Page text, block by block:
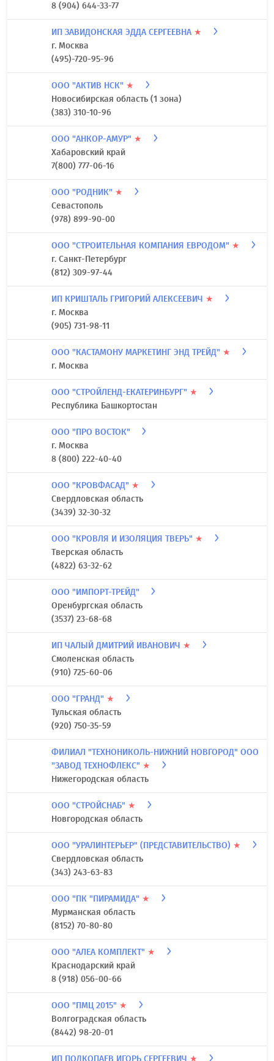
8 (904) 644-33-77
ИП ЗАВИДОНСКАЯ ЭДДА СЕРГЕЕВНА ★
г. Москва
(495)-720-95-96
ООО "АКТИВ НСК" ★
Новосибирская область (1 зона)
(383) 310-10-96
ООО "АНКОР-АМУР" ★
Хабаровский край
7(800) 777-06-16
ООО "РОДНИК" ★
Севастополь
(978) 899-90-00
ООО "СТРОИТЕЛЬНАЯ КОМПАНИЯ ЕВРОДОМ" ★
г. Санкт-Петербург
(812) 309-97-44
ИП КРИШТАЛЬ ГРИГОРИЙ АЛЕКСЕЕВИЧ ★
г. Москва
(905) 731-98-11
ООО "КАСТАМОНУ МАРКЕТИНГ ЭНД ТРЕЙД" ★
г. Москва
ООО "СТРОЙЛЕНД-ЕКАТЕРИНБУРГ" ★
Республика Башкортостан
ООО "ПРО ВОСТОК"
г. Москва
8 (800) 222-40-40
ООО "КРОВФАСАД" ★
Свердловская область
(3439) 32-30-32
ООО "КРОВЛЯ И ИЗОЛЯЦИЯ ТВЕРЬ" ★
Тверская область
(4822) 63-32-62
ООО "ИМПОРТ-ТРЕЙД"
Оренбургская область
(3537) 23-68-68
ИП ЧАЛЫЙ ДМИТРИЙ ИВАНОВИЧ ★
Смоленская область
(910) 725-60-06
ООО "ГРАНД" ★
Тульская область
(920) 750-35-59
ФИЛИАЛ "ТЕХНОНИКОЛЬ-НИЖНИЙ НОВГОРОД" ООО
"ЗАВОД ТЕХНОФЛЕКС" ★
Нижегородская область
ООО "СТРОЙСНАБ" ★
Новгородская область
ООО "УРАЛИНТЕРЬЕР" (ПРЕДСТАВИТЕЛЬСТВО) ★
Свердловская область
(343) 243-63-83
ООО "ПК "ПИРАМИДА" ★
Мурманская область
(8152) 70-80-80
ООО "АЛЕА КОМПЛЕКТ" ★
Краснодарский край
8 (918) 056-00-66
ООО "ПМЦ 2015" ★
Волгоградская область
(8442) 98-20-01